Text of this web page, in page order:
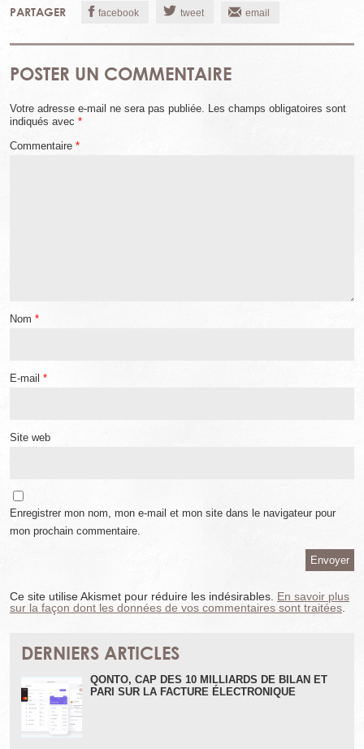
PARTAGER facebook tweet email
POSTER UN COMMENTAIRE
Votre adresse e-mail ne sera pas publiée. Les champs obligatoires sont
indiqués avec *
Commentaire *
Nom *
E-mail *
Site web
Enregistrer mon nom, mon e-mail et mon site dans le navigateur pour
mon prochain commentaire.
Ce site utilise Akismet pour réduire les indésirables. En savoir plus
sur la façon dont les données de vos commentaires sont traitées
DERNIERS ARTICLES
QONTO, CAP DES 10 MILLIARDS DE BILAN ET
PARI SUR LA FACTURE ÉLECTRONIQUE